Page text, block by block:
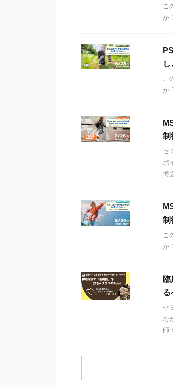
こ
か
こ
か
制
セ
ポ
博
制
こ
か
臨
る
セ
な
師